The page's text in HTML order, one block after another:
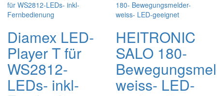
Diamex LED-
Player T für
WS2812-
LEDs- inkl-
HEITRONIC
SALO 180-
weiss- LED-